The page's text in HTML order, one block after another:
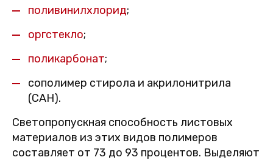
поливинилхлорид;
оргстекло;
поликарбонат;
сополимер стирола и акрилонитрила
(САН).
Светопропускная способность листовых
материалов из этих видов полимеров
составляет от 73 до 93 процентов. Выделяют